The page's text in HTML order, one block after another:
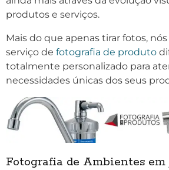
produtos e serviços.
Mais do que apenas tirar fotos,
serviço de fotografia de produto
totalmente personalizado para
necessidades únicas dos seus
Fotografia de Ambientes em